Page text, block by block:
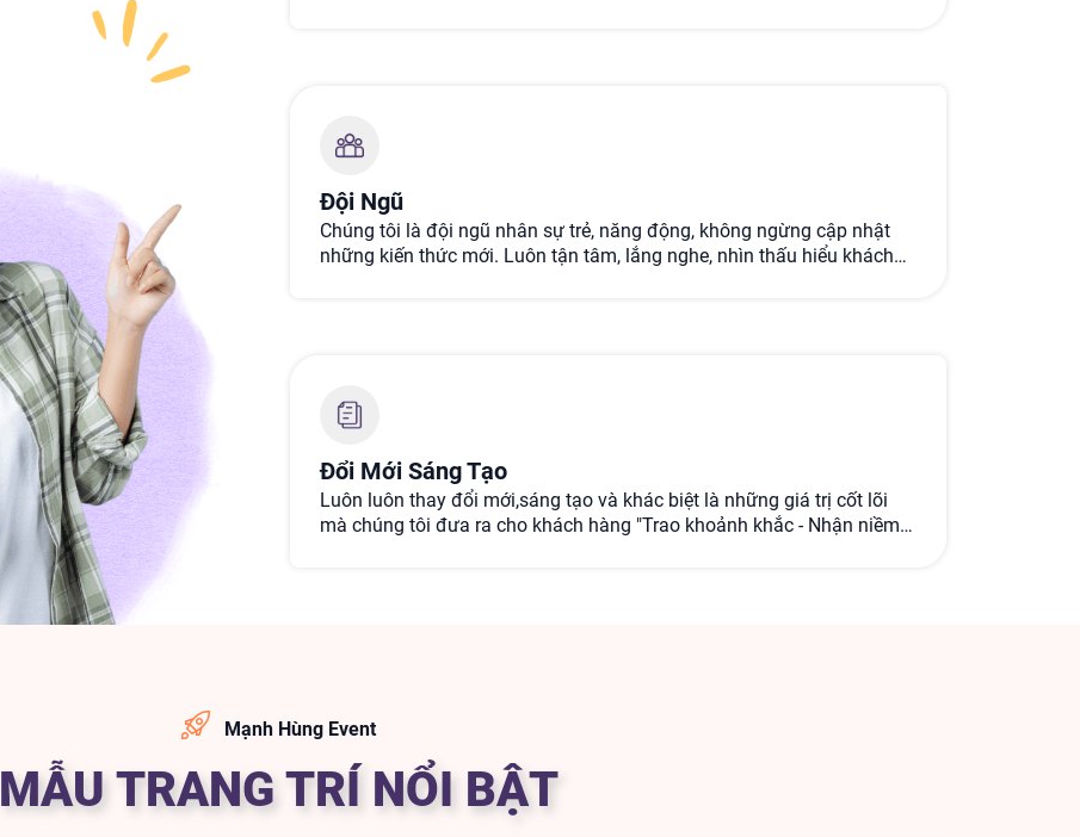
Đội Ngũ
Chúng tôi là đội ngũ nhân sự trẻ, năng động, không ngừng cập nhật
những kiến thức mới. Luôn tận tâm, lắng nghe, nhìn thấu hiểu khách
Đổi Mới Sáng Tạo
Luôn luôn thay đổi mới,sáng tạo và khác biệt là những giá trị cốt lõi
mà chúng tôi đưa ra cho khách hàng "Trao khoảnh khắc - Nhận niềm
Mạnh Hùng Event
MẪU TRANG TRÍ NỔI BẬT